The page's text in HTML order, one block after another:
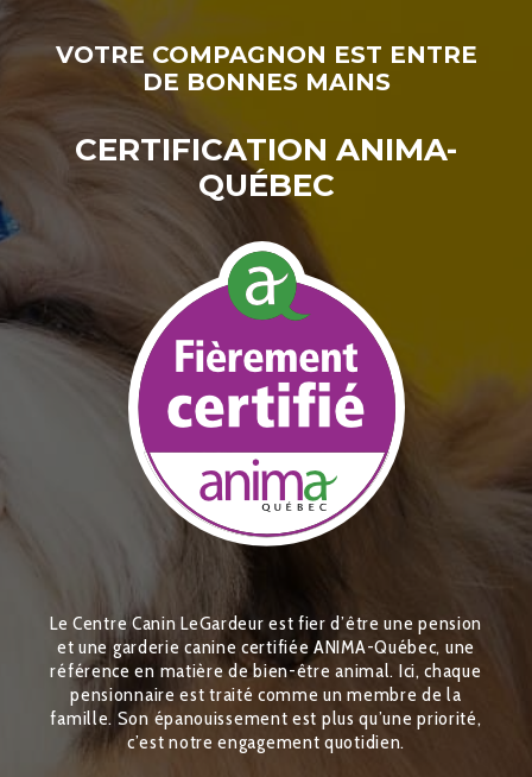
VOTRE COMPAGNON EST ENTRE
DE BONNES MAINS
CERTIFICATION ANIMA-
QUÉBEC
Le Centre Canin LeGardeur est fier d’être une pension
et une garderie canine certifiée ANIMA-Québec, une
référence en matière de bien-être animal. Ici, chaque
pensionnaire est traité comme un membre de la
famille. Son épanouissement est plus qu’une priorité,
c’est notre engagement quotidien.